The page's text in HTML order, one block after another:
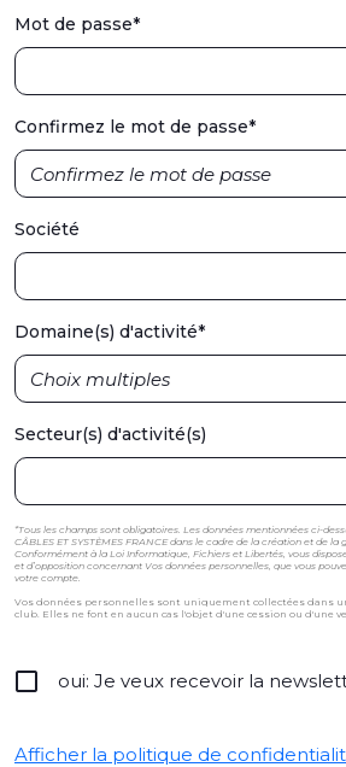
Mot de passe*
Confirmez le mot de passe*
Société
Domaine(s) d'activité*
Secteur(s) d'activité(s)
*Tous les champs sont obligatoires. Les données mentionnées ci-
CÂBLES ET SYSTÈMES FRANCE dans le cadre de la création et de
Conformément à la Loi Informatique, Fichiers et Libertés, vous
et d’opposition concernant Vos données personnelles, que vous
votre compte.
Vos données personnelles sont uniquement collectées dans
club. Elles ne font en aucun cas l'objet d'une cession ou d'une
oui: Je veux recevoir la
Afficher la politique de